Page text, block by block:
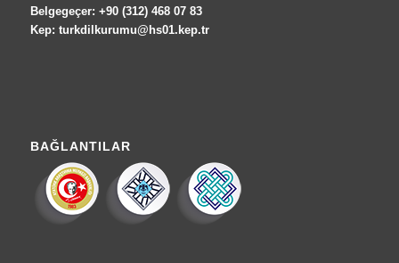
Belgegeçer: +90 (312) 468 07 83
Kep: turkdilkurumu@hs01.kep.tr
BAĞLANTILAR